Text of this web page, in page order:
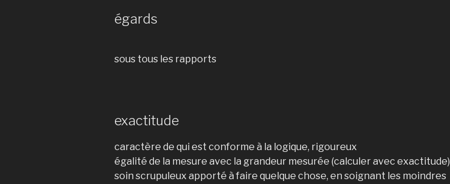
égards
sous tous les rapports
exactitude
caractère de qui est conforme à la logique, rigoureux
égalité de la mesure avec la grandeur mesurée (calculer avec exactitude)
soin scrupuleux apporté à faire quelque chose, en soignant les moindres